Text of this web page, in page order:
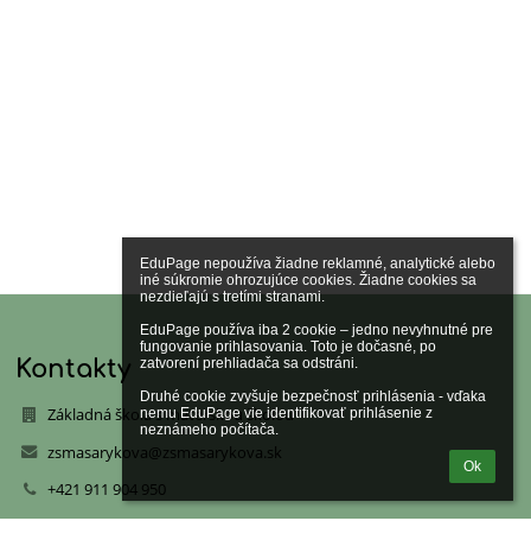
EduPage nepoužíva žiadne reklamné, analytické alebo
iné súkromie ohrozujúce cookies. Žiadne cookies sa
nezdieľajú s tretími stranami.
EduPage používa iba 2 cookie – jedno nevyhnutné pre
fungovanie prihlasovania. Toto je dočasné, po
zatvorení prehliadača sa odstráni.
Druhé cookie zvyšuje bezpečnosť prihlásenia - vďaka
nemu EduPage vie identifikovať prihlásenie z
neznámeho počítača.
Ok
Kontakty
Základná škola s materskou školou
zsmasarykova@zsmasarykova.sk
+421 911 904 950
Masarykova 19/A, 040 01 Košice